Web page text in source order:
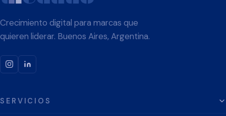
Crecimiento digital para marcas que
quieren liderar. Buenos Aires, Argentina.
SERVICIOS